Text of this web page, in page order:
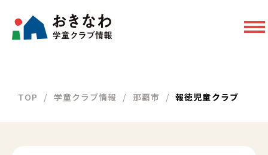
TOP 学童クラブ情報 那覇市 報徳児童クラブ